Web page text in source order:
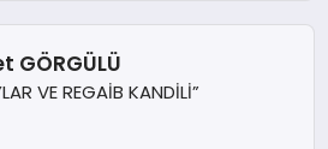
GÖRGÜLÜ
VE REGAİB KANDİLİ”